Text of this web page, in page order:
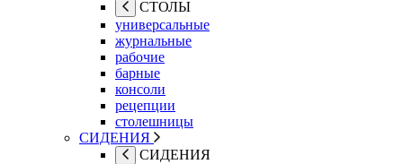
СТОЛЫ
универсальные
журнальные
рабочие
барные
консоли
рецепции
столешницы
СИДЕНИЯ
СИДЕНИЯ